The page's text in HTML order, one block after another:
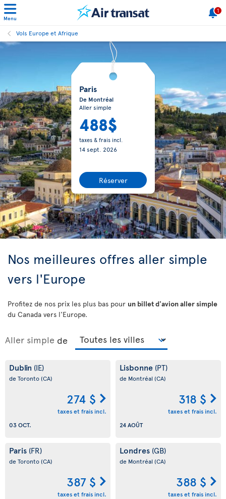
Menu
1
Vols Europe et Afrique
Paris
De Montréal
Aller simple
488$
taxes & frais incl.
14 sept. 2026
Réserver
Nos meilleures offres aller simple
vers l'Europe
Profitez de nos prix les plus bas pour un billet d'avion aller simple
du Canada vers l'Europe.
Aller simple de
Dublin (IE)
de Toronto(CA)
274 $
taxes et frais incl.
03 OCT.
Lisbonne (PT)
de Montréal (CA)
318 $
taxes et frais incl.
24 AOÛT
Paris (FR)
de Toronto(CA)
387 $
taxes et frais incl.
Londres (GB)
de Montréal (CA)
388 $
taxes et frais incl.